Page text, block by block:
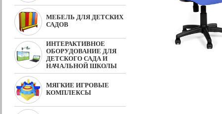
МЕБЕЛЬ ДЛЯ ДЕТСКИХ
САДОВ
ИНТЕРАКТИВНОЕ
ОБОРУДОВАНИЕ ДЛЯ
ДЕТСКОГО САДА И
НАЧАЛЬНОЙ ШКОЛЫ
МЯГКИЕ ИГРОВЫЕ
КОМПЛЕКСЫ